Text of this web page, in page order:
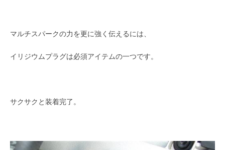
マルチスパークの力を更に強く伝えるには、
イリジウムプラグは必須アイテムの一つです。
サクサクと装着完了。